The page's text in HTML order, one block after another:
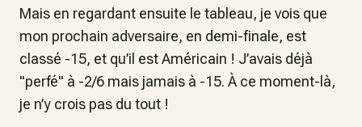
Mais en regardant ensuite le tableau, je vois que
mon prochain adversaire, en demi-finale, est
classé -15, et qu’il est Américain ! J’avais déjà
''perfé'' à -2/6 mais jamais à -15. À ce moment-là,
je n’y crois pas du tout !